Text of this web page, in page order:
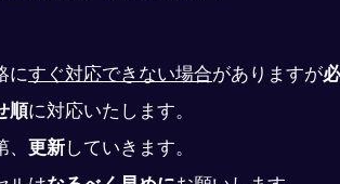
にすぐ対応できない場合がありますが
順に対応いたします。
更新していきます。